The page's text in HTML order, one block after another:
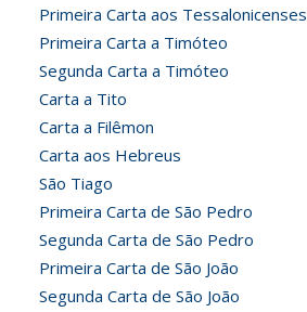
Primeira Carta aos Tessalonicenses
Primeira Carta a Timóteo
Segunda Carta a Timóteo
Carta a Tito
Carta a Filêmon
Carta aos Hebreus
São Tiago
Primeira Carta de São Pedro
Segunda Carta de São Pedro
Primeira Carta de São João
Segunda Carta de São João